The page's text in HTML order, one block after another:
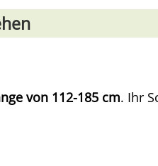
von 112-185 cm. Ihr